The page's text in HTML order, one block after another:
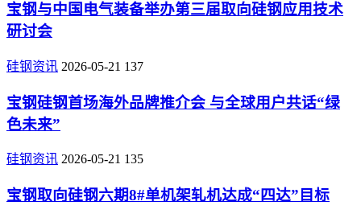
宝钢与中国电气装备举办第三届取向硅钢应用技术
研讨会
硅钢资讯 2026-05-21 137
宝钢硅钢首场海外品牌推介会 与全球用户共话“绿
色未来”
硅钢资讯 2026-05-21 135
宝钢取向硅钢六期8#单机架轧机达成“四达”目标